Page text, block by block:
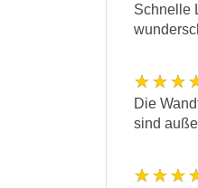
Schnelle
Die
sind